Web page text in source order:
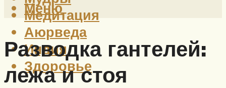
Медитация
Аюрведа
Индия
Здоровье
Меню
Разводка гантелей:
лежа и стоя